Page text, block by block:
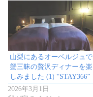
山梨にあるオーベルジュで
蟹三昧の贅沢ディナーを楽
しみました (1) “STAY366”
2026年3月1日